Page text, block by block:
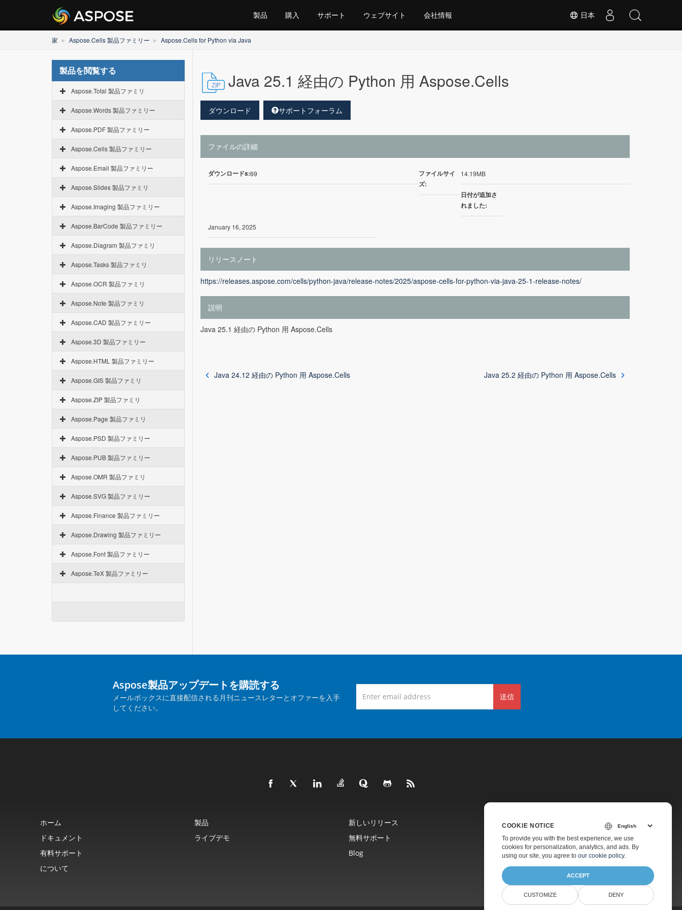
日本
製品 購入 サポート ウェブサイト 会社情報
家 Aspose.Cells 製品ファミリー Aspose.Cells for Python via Java
製品を閲覧する
Aspose.Total 製品ファミリ
Aspose.Words 製品ファミリー
Aspose.PDF 製品ファミリー
Aspose.Cells 製品ファミリー
Aspose.Email 製品ファミリー
Aspose.Slides 製品ファミリ
Aspose.Imaging 製品ファミリー
Aspose.BarCode 製品ファミリー
Aspose.Diagram 製品ファミリ
Aspose.Tasks 製品ファミリ
Aspose.OCR 製品ファミリ
Aspose.Note 製品ファミリ
Aspose.CAD 製品ファミリー
Aspose.3D 製品ファミリー
Aspose.HTML 製品ファミリー
Aspose.GIS 製品ファミリ
Aspose.ZIP 製品ファミリ
Aspose.Page 製品ファミリ
Aspose.PSD 製品ファミリー
Aspose.PUB 製品ファミリー
Aspose.OMR 製品ファミリ
Aspose.SVG 製品ファミリー
Aspose.Finance 製品ファミリー
Aspose.Drawing 製品ファミリー
Aspose.Font 製品ファミリー
Aspose.TeX 製品ファミリー
Java 25.1 経由の Python 用 Aspose.Cells
ダウンロード サポートフォーラム
ファイルの詳細
ダウンロードs:69
ファイルサイ
ズ:
14.19MB
日付が追加さ
れました:
January 16, 2025
リリースノート
https://releases.aspose.com/cells/python-java/release-notes/2025/aspose-cells-for-python-via-java-25-1-release-notes/
説明
Java 25.1 経由の Python 用 Aspose.Cells
Java 24.12 経由の Python 用 Aspose.Cells Java 25.2 経由の Python 用 Aspose.Cells
Aspose製品アップデートを購読する
メールボックスに直接配信される月刊ニュースレターとオファーを入手
してください。
送信
ホーム 製品 新しいリリース
価格
ドキュメント
ライブデモ 無料サポート
無料コンサルティング
有料サポート
Blog
ウェブサイト
について
COOKIE NOTICE
To provide you with the best experience, we use
cookies for personalization, analytics, and ads. By
using our site, you agree to our cookie policy.
ACCEPT
CUSTOMIZE DENY